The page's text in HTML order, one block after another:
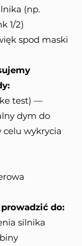
(np.
1/2)
spod maski
test) —
dym do
celu wykrycia
do:
silnika